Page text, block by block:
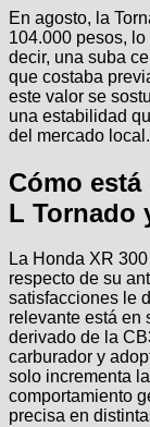
En agosto, la
104.000 pesos,
decir, una suba
que costaba
este valor se
una estabilidad
del mercado local.
Cómo está
L Tornado
La Honda XR
respecto de su
satisfacciones le
relevante está en
derivado de la
carburador y
solo incrementa
comportamiento
precisa en